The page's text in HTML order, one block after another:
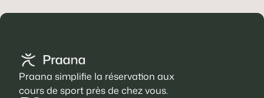
Praana simplifie la réservation aux
cours de sport près de chez vous.